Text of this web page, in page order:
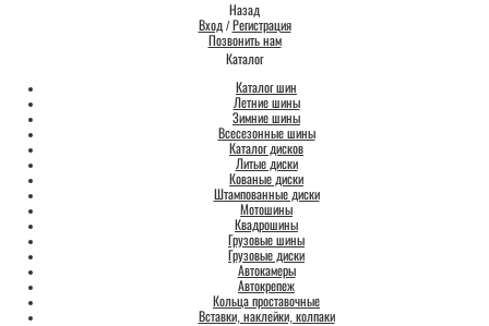
Назад
Вход/ Регистрация
Позвонить нам
Каталог
Каталог шин
Летние шины
Зимние шины
Всесезонные шины
Каталог дисков
Литые диски
Кованые диски
Штампованные диски
Мотошины
Квадрошины
Грузовые шины
Грузовые диски
Автокамеры
Автокрепеж
Кольца проставочные
Вставки, наклейки, колпаки